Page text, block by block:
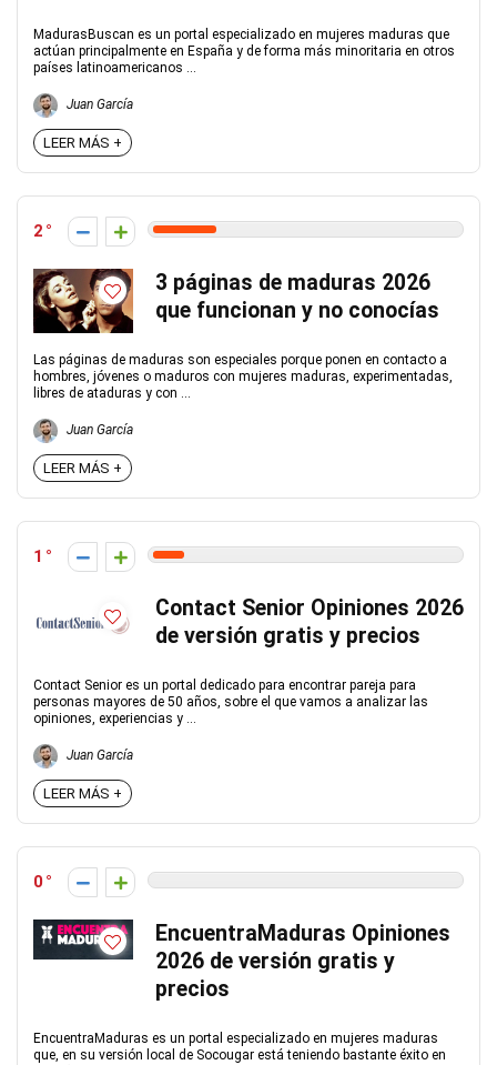
MadurasBuscan es un portal especializado en mujeres maduras que
actúan principalmente en España y de forma más minoritaria en otros
países latinoamericanos ...
Juan García
LEER MÁS +
2
3 páginas de maduras 2026
que funcionan y no conocías
Las páginas de maduras son especiales porque ponen en contacto a
hombres, jóvenes o maduros con mujeres maduras, experimentadas,
libres de ataduras y con ...
Juan García
LEER MÁS +
1
Contact Senior Opiniones 2026
de versión gratis y precios
Contact Senior es un portal dedicado para encontrar pareja para
personas mayores de 50 años, sobre el que vamos a analizar las
opiniones, experiencias y ...
Juan García
LEER MÁS +
0
EncuentraMaduras Opiniones
2026 de versión gratis y
precios
EncuentraMaduras es un portal especializado en mujeres maduras
que, en su versión local de Socougar está teniendo bastante éxito en